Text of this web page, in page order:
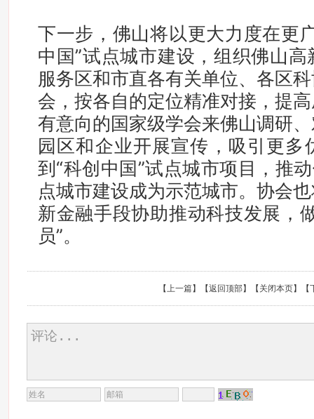
下一步，佛山将以更大力度在更
中国”试点城市建设，组织佛山
服务区和市直各有关单位、各区
会，按各自的定位精准对接，提
有意向的国家级学会来佛山调研
园区和企业开展宣传，吸引更多
到“科创中国”试点城市项目，推
点城市建设成为示范城市。协会
新金融手段协助推动科技发展，
员”。
【上一篇】【返回顶部】【 关闭本页】【